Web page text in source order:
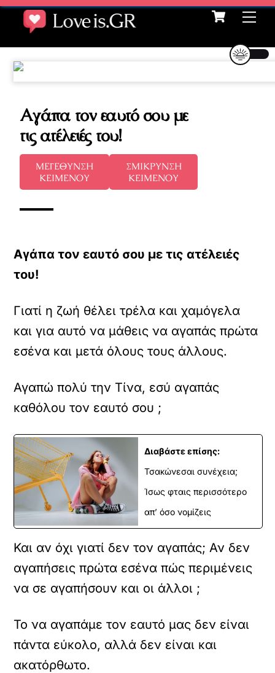
Skip
content
Cart
Αγάπα τον εαυτό σου με
τις ατέλειές του!
ΜΕΓΕΘΥΝΣΗ
ΚΕΙΜΕΝΟΥ
ΣΜΙΚΡΥΝΣΗ
ΚΕΙΜΕΝΟΥ
Αγάπα τον εαυτό σου με τις ατέλειές
του!
Γιατί η ζωή θέλει τρέλα και χαμόγελα
και για αυτό να μάθεις να αγαπάς πρώτα
εσένα και μετά όλους τους άλλους.
Αγαπώ πολύ την Τίνα, εσύ αγαπάς
καθόλου τον εαυτό σου ;
Διαβάστε επίσης:
Τσακώνεσαι συνέχεια;
Ίσως φταις περισσότερο
απ’ όσο νομίζεις
Και αν όχι γιατί δεν τον αγαπάς; Αν δεν
αγαπήσεις πρώτα εσένα πώς περιμένεις
να σε αγαπήσουν και οι άλλοι ;
Το να αγαπάμε τον εαυτό μας δεν είναι
πάντα εύκολο, αλλά δεν είναι και
ακατόρθωτο.